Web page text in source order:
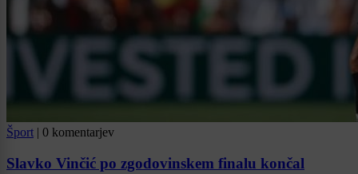
Šport | 0 komentarjev
Slavko Vinčić po zgodovinskem finalu končal